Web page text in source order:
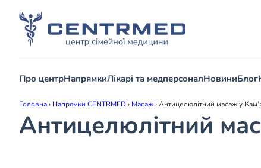
Про центрНапрямкиЛікарі та медперсоналНовиниБлог
Головна› Напрямки CENTRMED› Масаж›Антицелюлітний масаж у
Антицелюлітний